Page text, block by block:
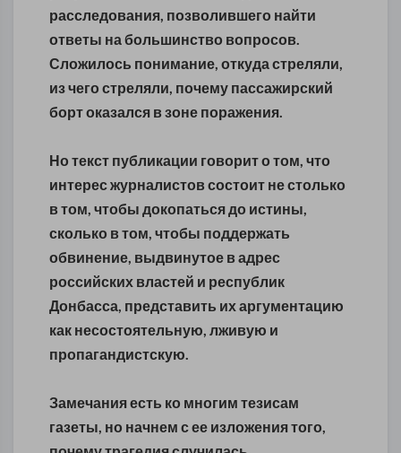
расследования, позволившего найти
ответы на большинство вопросов.
Сложилось понимание, откуда стреляли,
из чего стреляли, почему пассажирский
борт оказался в зоне поражения.
Но текст публикации говорит о том, что
интерес журналистов состоит не столько
в том, чтобы докопаться до истины,
сколько в том, чтобы поддержать
обвинение, выдвинутое в адрес
российских властей и республик
Донбасса, представить их аргументацию
как несостоятельную, лживую и
пропагандистскую.
Замечания есть ко многим тезисам
газеты, но начнем с ее изложения того,